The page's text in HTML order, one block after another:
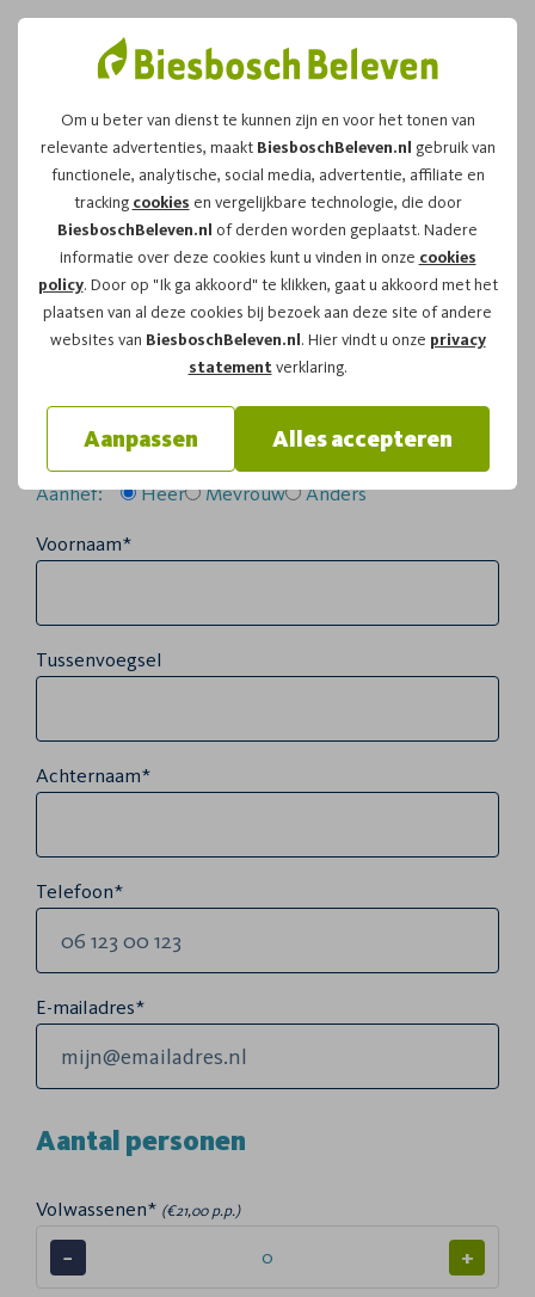
Om u beter van dienst te kunnen zijn en voor het tonen van
relevante advertenties, maakt BiesboschBeleven.nl gebruik van
functionele, analytische, social media, advertentie, affiliate en
tracking cookies en vergelijkbare technologie, die door
BiesboschBeleven.nl of derden worden geplaatst. Nadere
informatie over deze cookies kunt u vinden in onze cookies
policy. Door op "Ik ga akkoord" te klikken, gaat u akkoord met het
plaatsen van al deze cookies bij bezoek aan deze site of andere
websites van BiesboschBeleven.nl. Hier vindt u onze privacy
statementverklaring.
Aanpassen Alles accepteren
Leuk dat u kiest voor dit
arrangement!
Om te reserveren voor de Bevertochtvaartocht op
zaterdag 28-06-2025om19:00 vragen wij u
onderstaand formulier in te vullen.
Uw gegevens:
Aanhef: Heer Mevrouw Anders
Voornaam*
Tussenvoegsel
Achternaam*
Telefoon*
E-mailadres*
Aantal personen
Volwassenen* (€21,00 p.p.)
− +